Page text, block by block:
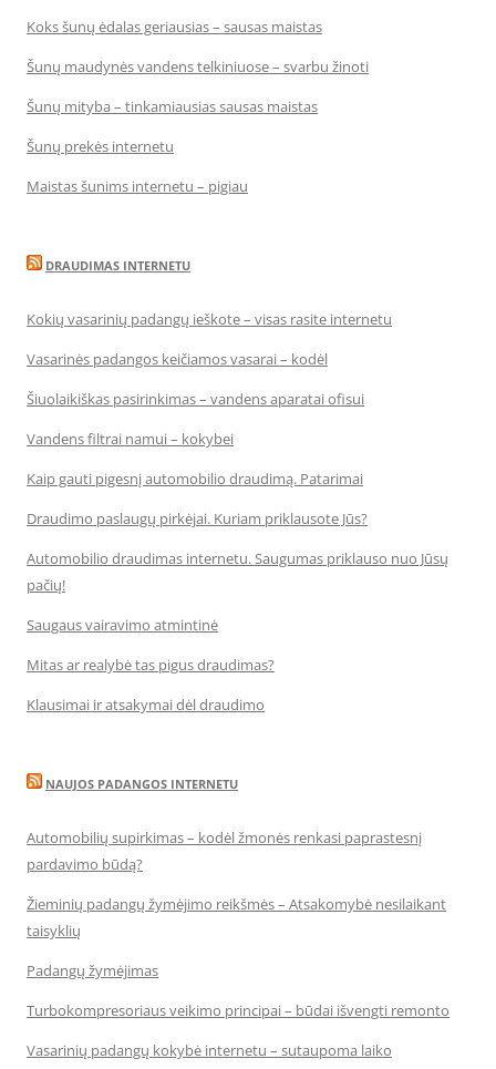
Koks šunų ėdalas geriausias – sausas maistas
Šunų maudynės vandens telkiniuose – svarbu žinoti
Šunų mityba – tinkamiausias sausas maistas
Šunų prekės internetu
Maistas šunims internetu – pigiau
DRAUDIMAS INTERNETU
Kokių vasarinių padangų ieškote – visas rasite internetu
Vasarinės padangos keičiamos vasarai – kodėl
Šiuolaikiškas pasirinkimas – vandens aparatai ofisui
Vandens filtrai namui – kokybei
Kaip gauti pigesnį automobilio draudimą. Patarimai
Draudimo paslaugų pirkėjai. Kuriam priklausote Jūs?
Automobilio draudimas internetu. Saugumas priklauso nuo Jūsų
pačių!
Saugaus vairavimo atmintinė
Mitas ar realybė tas pigus draudimas?
Klausimai ir atsakymai dėl draudimo
NAUJOS PADANGOS INTERNETU
Automobilių supirkimas – kodėl žmonės renkasi paprastesnį
pardavimo būdą?
Žieminių padangų žymėjimo reikšmės – Atsakomybė nesilaikant
taisyklių
Padangų žymėjimas
Turbokompresoriaus veikimo principai – būdai išvengti remonto
Vasarinių padangų kokybė internetu – sutaupoma laiko